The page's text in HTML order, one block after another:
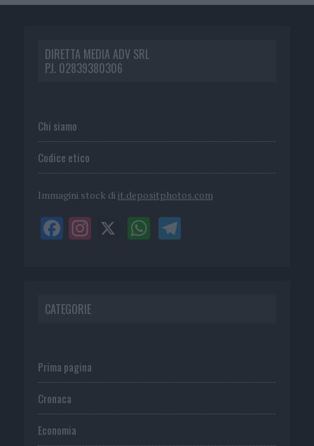
DIRETTA MEDIA ADV SRL
P.I. 02839380306
Chi siamo
Codice etico
Immagini stock di it.depositphotos.com
CATEGORIE
Prima pagina
Cronaca
Economia